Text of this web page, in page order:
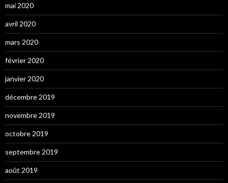
mai 2020
avril 2020
mars 2020
février 2020
janvier 2020
décembre 2019
novembre 2019
octobre 2019
septembre 2019
août 2019